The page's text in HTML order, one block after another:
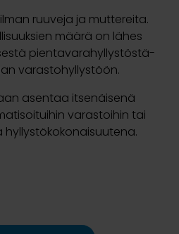
ruuveja ja muttereita.
määrä on lähes
pientavarahyllystöstä-
varastohyllystöön.
asentaa itsenäisenä
varastoihin tai
hyllystökokonaisuutena.